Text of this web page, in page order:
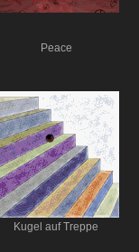
Peace
Kugel auf Treppe